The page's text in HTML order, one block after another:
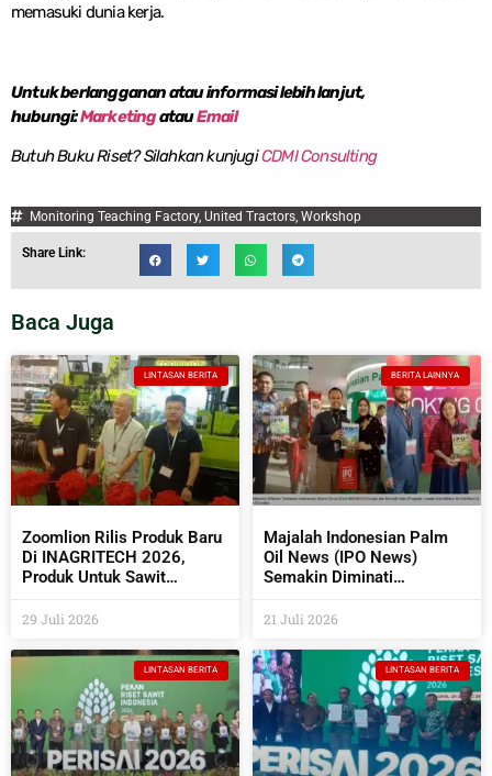
memasuki dunia kerja.
Untuk berlangganan atau informasi lebih lanjut,
hubungi:MarketingatauEmail
Butuh Buku Riset? Silahkan kunjugiCDMI Consulting
Monitoring Teaching Factory, United Tractors Workshop
Share Link:
Baca Juga
LINTASAN BERITA
Zoomlion Rilis Produk Baru
Di INAGRITECH 2026,
Produk Untuk Sawit
29 Juli 2026
BERITA LAINNYA
Majalah Indonesian Palm
Oil News (IPO News)
Semakin Diminati
Industri Pendukungnya
21 Juli 2026
LINTASAN BERITA LINTASAN BERITA